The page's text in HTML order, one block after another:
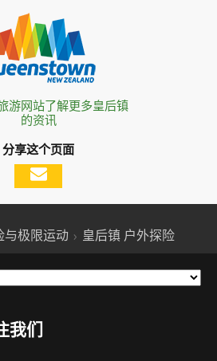
游网站了解更多皇后镇
的资讯
分享这个页面
与极限运动 皇后镇 户外探险
我们